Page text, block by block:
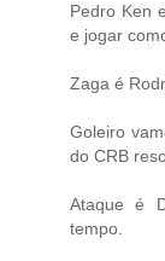
Pedro Ken
e jogar
Zaga é
Goleiro
do CRB
Ataque é
tempo.